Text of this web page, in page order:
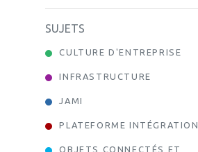
SUJETS
CULTURE D'ENTREPRISE
INFRASTRUCTURE
JAMI
PLATEFORME INTÉGRATION
OBJETS CONNECTÉS ET